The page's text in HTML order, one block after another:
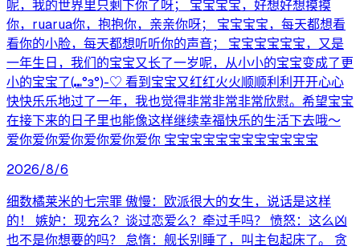
呢，我的世界里只剩下你了呀； 宝宝宝宝，好想好想摸摸
你，ruarua你，抱抱你，亲亲你呀； 宝宝宝宝，每天都想看
看你的小脸，每天都想听听你的声音； 宝宝宝宝宝宝，又是
一年生日，我们的宝宝又长了一岁呢，从小小的宝宝变成了更
小的宝宝了(⑉°з°)-♡ 看到宝宝又红红火火顺顺利利开开心心
快快乐乐地过了一年，我也觉得非常非常非常欣慰。希望宝宝
在接下来的日子里也能像这样继续幸福快乐的生活下去哦～
爱你爱你爱你爱你爱你爱你 宝宝宝宝宝宝宝宝宝宝宝宝
2026/8/6
细数橘莱米的七宗罪 傲慢：欧派很大的女生，说话是这样
的！ 嫉妒：现充么？谈过恋爱么？牵过手吗？ 愤怒：这么凶
也不是你想要的吗？ 怠惰：舰长别睡了，叫主包起床了。 贪